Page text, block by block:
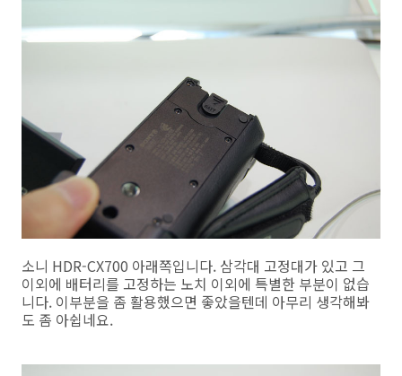
소니 HDR-CX700 아래쪽입니다. 삼각대 고정대가 있고 그
이외에 배터리를 고정하는 노치 이외에 특별한 부분이 없습
니다. 이부분을 좀 활용했으면 좋았을텐데 아무리 생각해봐
도 좀 아쉽네요.